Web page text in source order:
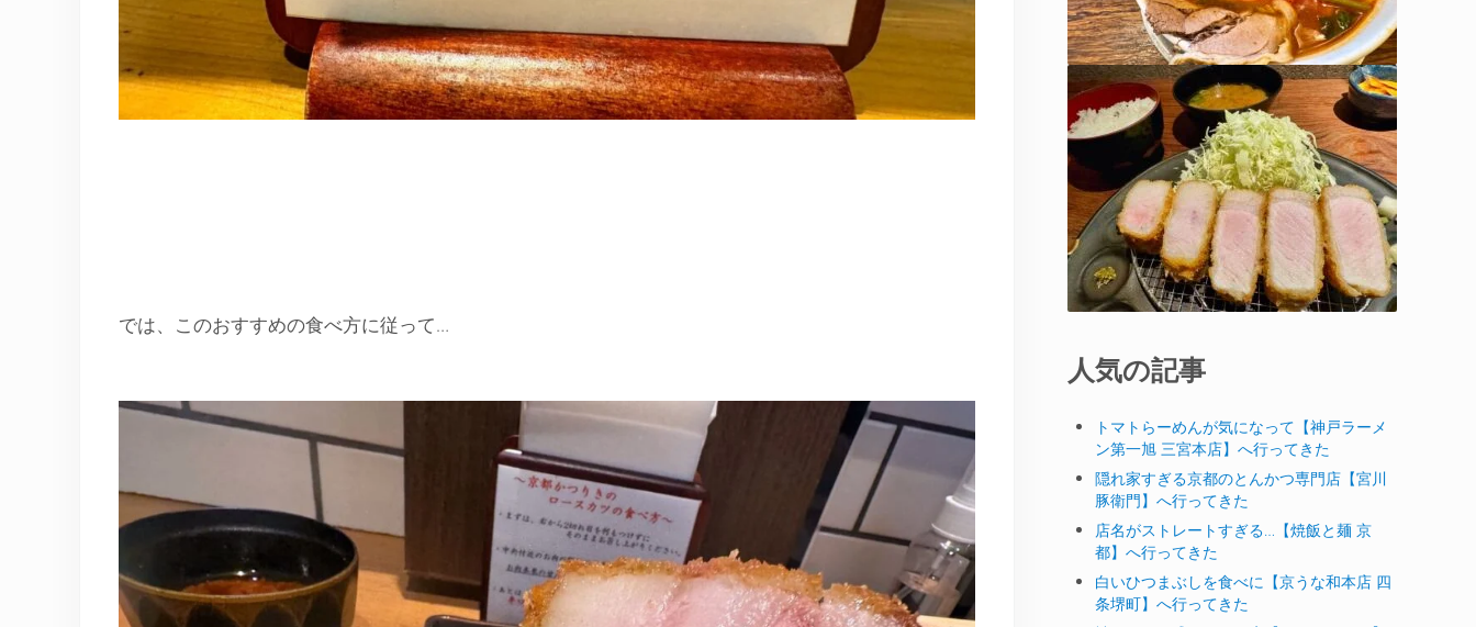
では、このおすすめの食べ方に従って…
人気の記事
トマトらーめんが気になって【神戸ラーメ
ン第一旭 三宮本店】へ行ってきた
隠れ家すぎる京都のとんかつ専門店【宮川
豚衛門】へ行ってきた
店名がストレートすぎる…【焼飯と麺 京
都】へ行ってきた
白いひつまぶしを食べに【京うな和本店 四
条堺町】へ行ってきた